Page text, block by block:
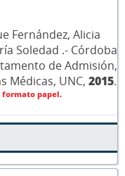
Fernández, Alicia
Soledad .- Córdoba
de Admisión,
Médicas, UNC, 2015.
papel.